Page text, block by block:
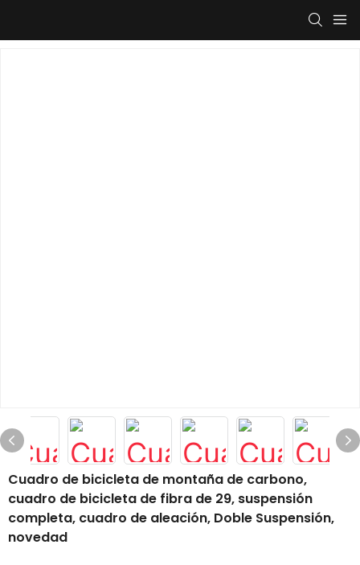
Cuadro de bicicleta de montaña de carbono,
cuadro de bicicleta de fibra de 29, suspensión
completa, cuadro de aleación, Doble Suspensión,
novedad